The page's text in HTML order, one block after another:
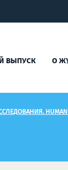
ВЫПУСК О